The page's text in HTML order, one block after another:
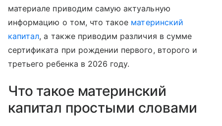
материале приводим самую актуальную
информацию о том, что такое материнский
капитал, а также приводим различия в сумме
сертификата при рождении первого, второго и
третьего ребенка в 2026 году.
Что такое материнский
капитал простыми словами